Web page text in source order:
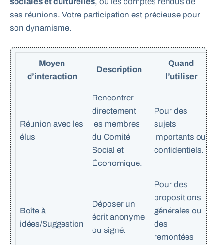
ses réunions. Votre participation est précieuse pour
son dynamisme.
Moyen
d’interaction
Description
Quand
l’utiliser
Réunion avec les
élus
Rencontrer
directement
les membres
du Comité
Social et
Économique.
Pour des
sujets
importants ou
confidentiels.
Boîte à
idées/Suggestion
Déposer un
écrit anonyme
ou signé.
Pour des
propositions
générales ou
des
remontées